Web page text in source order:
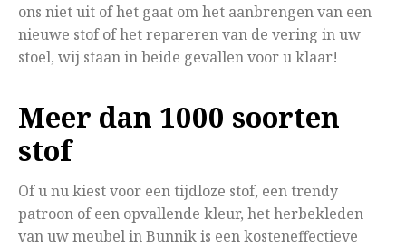
ons niet uit of het gaat om het aanbrengen van een
nieuwe stof of het repareren van de vering in uw
stoel, wij staan in beide gevallen voor u klaar!
Meer dan 1000 soorten
stof
Of u nu kiest voor een tijdloze stof, een trendy
patroon of een opvallende kleur, het herbekleden
van uw meubel in Bunnik is een kosteneffectieve